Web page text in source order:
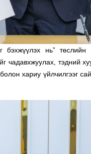
бэхжүүлэх нь”
чадавхжуулах, тэдний
хариу үйлчилгээг